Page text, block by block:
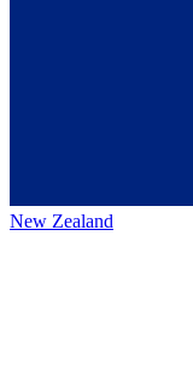
New Zealand